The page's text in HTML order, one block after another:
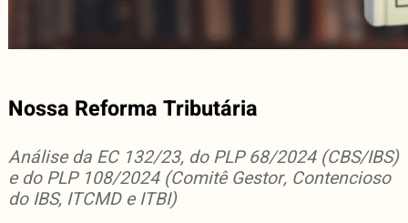
Nossa Reforma Tributária
Análise da EC 132/23, do PLP 68/2024 (CBS/IBS)
e do PLP 108/2024 (Comitê Gestor, Contencioso
do IBS, ITCMD e ITBI)